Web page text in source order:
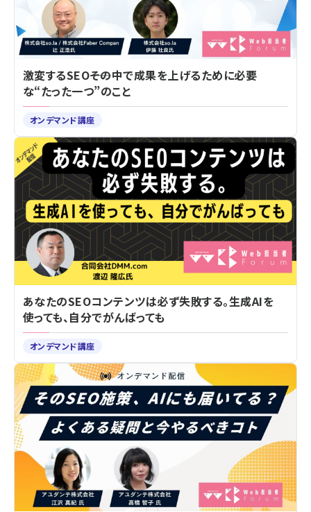
激変するSEO――その中で成果を上げるために必要
な“たった一つ”のこと
オンデマンド講座
あなたのSEOコンテンツは必ず失敗する。生成AIを
使っても、自分でがんばっても
オンデマンド講座